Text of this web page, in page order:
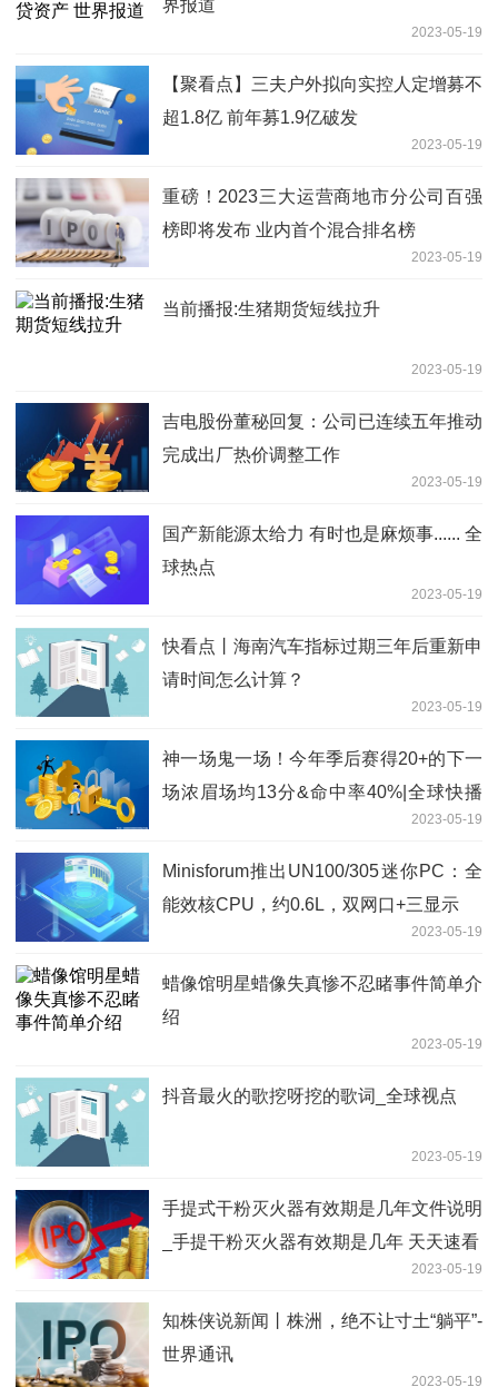
界报道
2023-05-19
【聚看点】三夫户外拟向实控人定增募不
超1.8亿 前年募1.9亿破发
2023-05-19
重磅！2023三大运营商地市分公司百强
榜即将发布 业内首个混合排名榜
2023-05-19
当前播报:生猪期货短线拉升
2023-05-19
吉电股份董秘回复：公司已连续五年推动
完成出厂热价调整工作
2023-05-19
国产新能源太给力 有时也是麻烦事...... 全
球热点
2023-05-19
快看点丨海南汽车指标过期三年后重新申
请时间怎么计算？
2023-05-19
神一场鬼一场！今年季后赛得20+的下一
场浓眉场均13分&命中率40%|全球快播
2023-05-19
Minisforum推出UN100/305迷你PC：全
能效核CPU，约0.6L，双网口+三显示
2023-05-19
蜡像馆明星蜡像失真惨不忍睹事件简单介
绍
2023-05-19
抖音最火的歌挖呀挖的歌词_全球视点
2023-05-19
手提式干粉灭火器有效期是几年文件说明
_手提干粉灭火器有效期是几年 天天速看
2023-05-19
知株侠说新闻丨株洲，绝不让寸土“躺平”-
世界通讯
2023-05-19